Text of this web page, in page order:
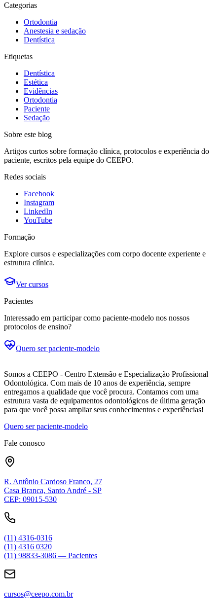
Categorias
Ortodontia
Anestesia e sedação
Dentística
Etiquetas
Dentística
Estética
Evidências
Ortodontia
Paciente
Sedação
Sobre este blog
Artigos curtos sobre formação clínica, protocolos e experiência do
paciente, escritos pela equipe do CEEPO.
Redes sociais
Facebook
Instagram
LinkedIn
YouTube
Formação
Explore cursos e especializações com corpo docente experiente e
estrutura clínica.
Ver cursos
Pacientes
Interessado em participar como paciente-modelo nos nossos
protocolos de ensino?
Quero ser paciente-modelo
Somos a CEEPO - Centro Extensão e Especialização Profissional
Odontológica. Com mais de 10 anos de experiência, sempre
entregamos a qualidade que você procura. Contamos com uma
estrutura vasta de equipamentos odontológicos de última geração
para que você possa ampliar seus conhecimentos e experiências!
Quero ser paciente-modelo
Fale conosco
R. Antônio Cardoso Franco, 27
Casa Branca, Santo André - SP
CEP: 09015-530
(11) 4316-0316
(11) 4316 0320
(11) 98833-3086 — Pacientes
cursos@ceepo.com.br